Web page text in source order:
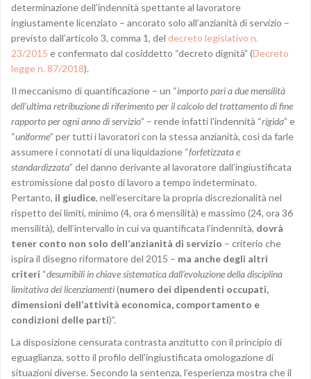
determinazione dell’indennità spettante al lavoratore
ingiustamente licenziato – ancorato solo all’anzianità di servizio –
previsto dall’articolo 3, comma 1, del decreto legislativo n.
23/2015 e confermato dal cosiddetto “decreto dignità” (Decreto
legge n. 87/2018).
Il meccanismo di quantificazione – un “importo pari a due mensilità
dell’ultima retribuzione di riferimento per il calcolo del trattamento di fine
rapporto per ogni anno di servizio” – rende infatti l’indennità “rigida” e
“uniforme” per tutti i lavoratori con la stessa anzianità, così da farle
assumere i connotati di una liquidazione “forfetizzata e
standardizzata” del danno derivante al lavoratore dall’ingiustificata
estromissione dal posto di lavoro a tempo indeterminato.
Pertanto, il giudice, nell’esercitare la propria discrezionalità nel
rispetto dei limiti, minimo (4, ora 6 mensilità) e massimo (24, ora 36
mensilità), dell’intervallo in cui va quantificata l’indennità, dovrà
tener conto non solo dell’anzianità di servizio – criterio che
ispira il disegno riformatore del 2015 – ma anche degli altri
criteri “desumibili in chiave sistematica dall’evoluzione della disciplina
limitativa dei licenziamenti(numero dei dipendenti occupati,
dimensioni dell’attività economica, comportamento e
condizioni delle parti)”.
La disposizione censurata contrasta anzitutto con il principio di
eguaglianza, sotto il profilo dell’ingiustificata omologazione di
situazioni diverse. Secondo la sentenza, l’esperienza mostra che il